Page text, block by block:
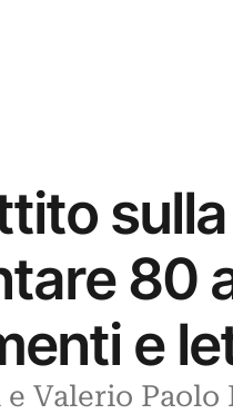
80
e
Valerio